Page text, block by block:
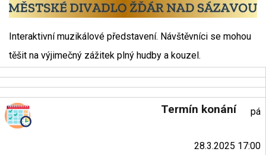
Interaktivní muzikálové představení. Návštěvníci se mohou
těšit na výjimečný zážitek plný hudby a kouzel.
Termín konání pá
28.3.2025 17:00